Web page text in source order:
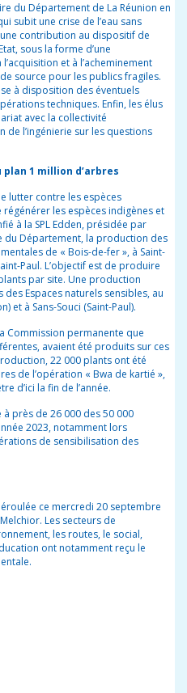
du Département de La Réunion en
subit une crise de l’eau sans
contribution au dispositif de
sous la forme d’une
et à l’acheminement
source pour les publics fragiles.
à disposition des éventuels
techniques. Enfin, les élus
avec la collectivité
de l’ingénierie sur les questions
plan 1 million d’arbres
lutter contre les espèces
régénérer les espèces indigènes et
à la SPL Edden,présidée par
du Département,la production des
de « Bois-de-fer », à Saint-
Paul. L’objectif est de produire
par site. Une production
Espaces naturels sensibles, au
et à Sans-Souci (Saint-Paul).
Commission permanente que
avaient été produits sur ces
22 000 plants ont été
de l’opération « Bwa de kartié »,
d’ici la fin de l’année.
à près de 26 000 des 50 000
2023, notamment lors
de sensibilisation des
ce mercredi 20 septembre
Les secteurs de
les routes, le social,
ont notamment reçu le